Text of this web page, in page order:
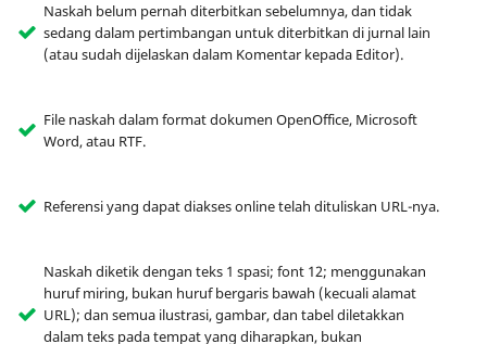
Naskah belum pernah diterbitkan sebelumnya, dan tidak
sedang dalam pertimbangan untuk diterbitkan di jurnal lain
(atau sudah dijelaskan dalam Komentar kepada Editor).
File naskah dalam format dokumen OpenOffice, Microsoft
Word, atau RTF.
Referensi yang dapat diakses online telah dituliskan URL-nya.
Naskah diketik dengan teks 1 spasi; font 12; menggunakan
huruf miring, bukan huruf bergaris bawah (kecuali alamat
URL); dan semua ilustrasi, gambar, dan tabel diletakkan
dalam teks pada tempat yang diharapkan, bukan